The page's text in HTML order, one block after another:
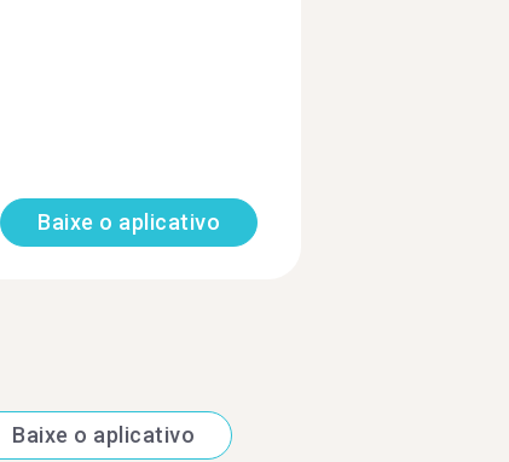
Baixe o aplicativo
Baixe o aplicativo